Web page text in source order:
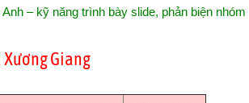
– kỹ năng trình bày slide, phản biện nhóm
Giang